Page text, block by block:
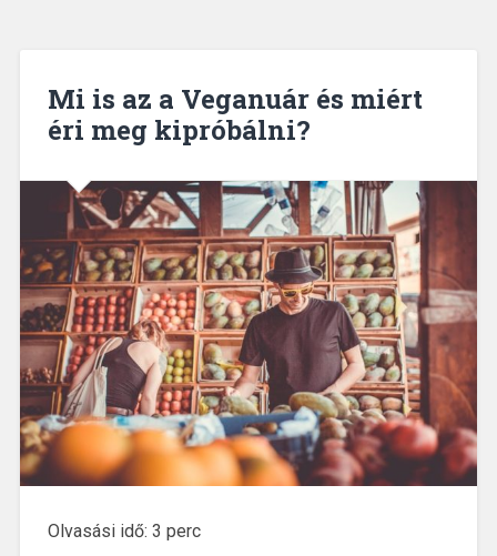
Mi is az a Veganuár és miért
éri meg kipróbálni?
Olvasási idő: 3 perc